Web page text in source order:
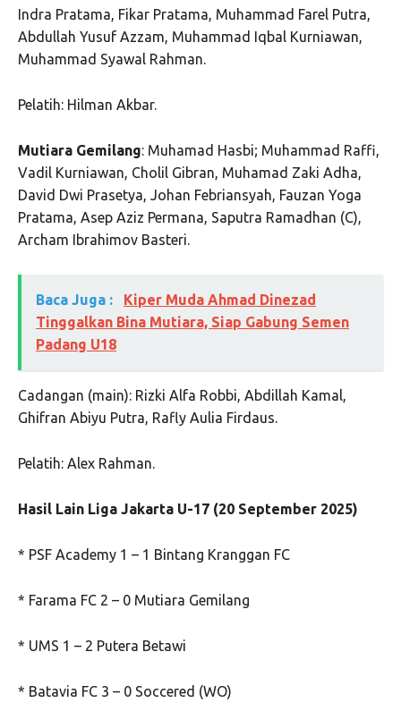
Indra Pratama, Fikar Pratama, Muhammad Farel Putra,
Abdullah Yusuf Azzam, Muhammad Iqbal Kurniawan,
Muhammad Syawal Rahman.
Pelatih: Hilman Akbar.
Mutiara Gemilang: Muhamad Hasbi; Muhammad Raffi,
Vadil Kurniawan, Cholil Gibran, Muhamad Zaki Adha,
David Dwi Prasetya, Johan Febriansyah, Fauzan Yoga
Pratama, Asep Aziz Permana, Saputra Ramadhan (C),
Archam Ibrahimov Basteri.
Baca Juga :
Kiper Muda Ahmad Dinezad
Tinggalkan Bina Mutiara, Siap Gabung Semen
Padang U18
Cadangan (main): Rizki Alfa Robbi, Abdillah Kamal,
Ghifran Abiyu Putra, Rafly Aulia Firdaus.
Pelatih: Alex Rahman.
Hasil Lain Liga Jakarta U-17 (20 September 2025)
* PSF Academy 1 – 1 Bintang Kranggan FC
* Farama FC 2 – 0 Mutiara Gemilang
* UMS 1 – 2 Putera Betawi
* Batavia FC 3 – 0 Soccered (WO)